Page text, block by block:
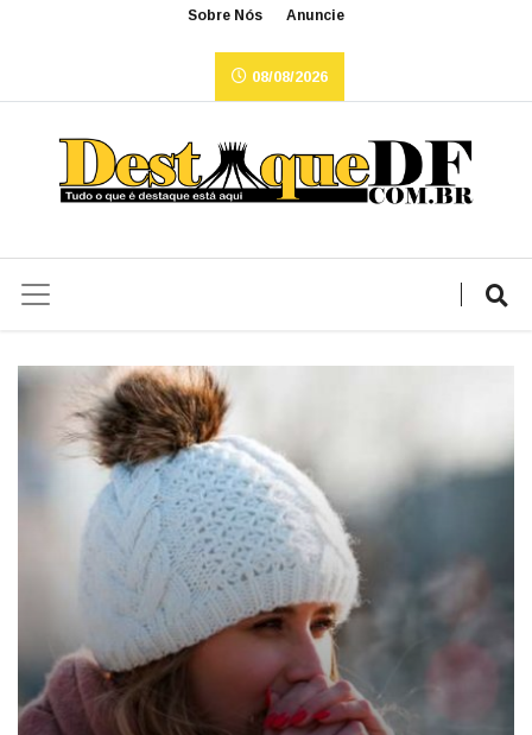
Sobre Nós Anuncie
08/08/2026